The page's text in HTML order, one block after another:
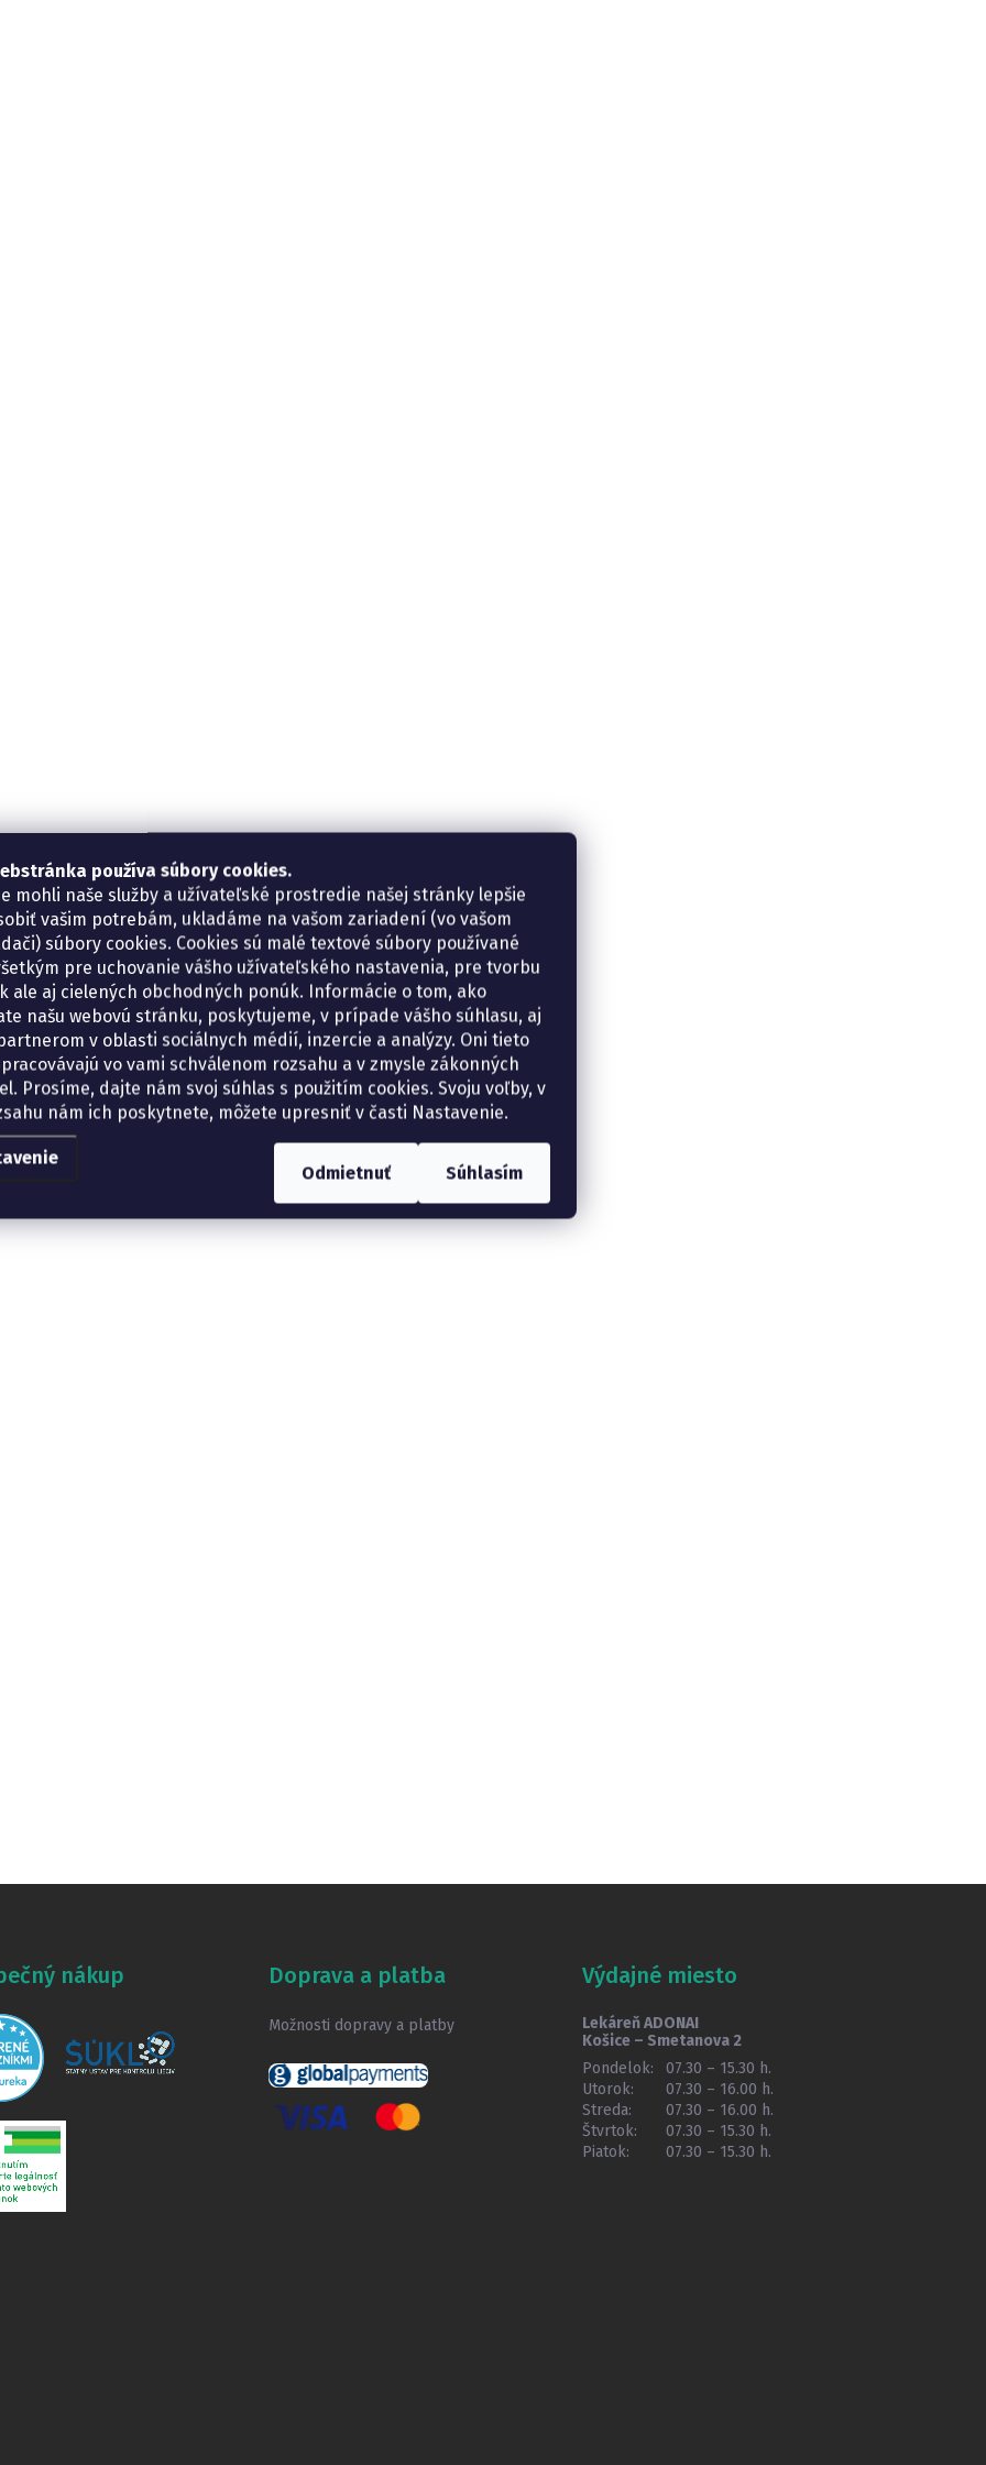
používa súbory cookies.
mohli naše služby a užívateľské prostredie našej stránky lepšie
vašim potrebám, ukladáme na vašom zariadení (vo vašom
súbory cookies. Cookies sú malé textové súbory používané
pre uchovanie vášho užívateľského nastavenia, pre tvorbu
ale aj cielených obchodných ponúk. Informácie o tom, ako
našu webovú stránku, poskytujeme, v prípade vášho súhlasu, aj
v oblasti sociálnych médií, inzercie a analýzy. Oni tieto
vo vami schválenom rozsahu a v zmysle zákonných
Prosíme, dajte nám svoj súhlas s použitím cookies. Svoju voľby, v
nám ich poskytnete, môžete upresniť v časti Nastavenie.
Odmietnuť Súhlasím
nákup Doprava a platba
Možnosti dopravy a platby
Výdajné miesto
Lekáreň ADONAI
Košice – Smetanova 2
Pondelok:
07.30 – 15.30 h.
Utorok:
07.30 – 16.00 h.
Streda:
07.30 – 16.00 h.
Štvrtok:
07.30 – 15.30 h.
Piatok:
07.30 – 15.30 h.